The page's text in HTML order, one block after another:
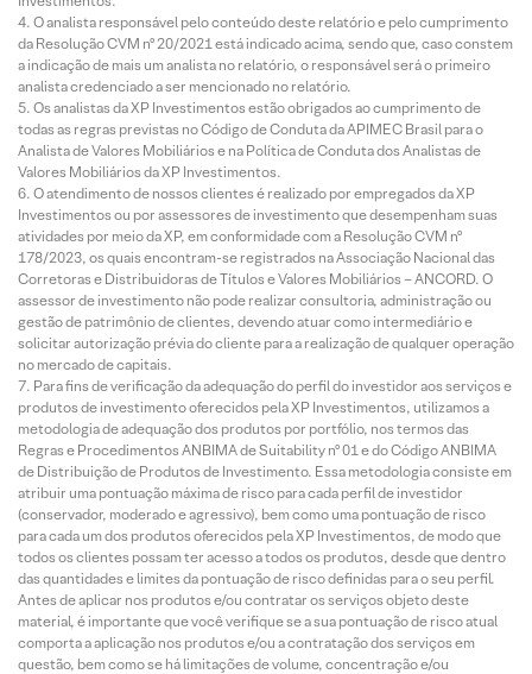
O analista responsável pelo conteúdo deste relatório e pelo cumprimento
da Resolução CVM nº 20/2021 está indicado acima, sendo que, caso constem
a indicação de mais um analista no relatório, o responsável será o primeiro
analista credenciado a ser mencionado no relatório.
Os analistas da XP Investimentos estão obrigados ao cumprimento de
todas as regras previstas no Código de Conduta da APIMEC Brasil para o
Analista de Valores Mobiliários e na Política de Conduta dos Analistas de
Valores Mobiliários da XP Investimentos.
O atendimento de nossos clientes é realizado por empregados da XP
Investimentos ou por assessores de investimento que desempenham suas
atividades por meio da XP, em conformidade com a Resolução CVM nº
178/2023, os quais encontram-se registrados na Associação Nacional das
Corretoras e Distribuidoras de Títulos e Valores Mobiliários – ANCORD. O
assessor de investimento não pode realizar consultoria, administração ou
gestão de patrimônio de clientes, devendo atuar como intermediário e
solicitar autorização prévia do cliente para a realização de qualquer operação
no mercado de capitais.
Para fins de verificação da adequação do perfil do investidor aos serviços e
produtos de investimento oferecidos pela XP Investimentos, utilizamos a
metodologia de adequação dos produtos por portfólio, nos termos das
Regras e Procedimentos ANBIMA de Suitability nº 01 e do Código ANBIMA
de Distribuição de Produtos de Investimento. Essa metodologia consiste em
atribuir uma pontuação máxima de risco para cada perfil de investidor
(conservador, moderado e agressivo), bem como uma pontuação de risco
para cada um dos produtos oferecidos pela XP Investimentos, de modo que
todos os clientes possam ter acesso a todos os produtos, desde que dentro
das quantidades e limites da pontuação de risco definidas para o seu perfil.
Antes de aplicar nos produtos e/ou contratar os serviços objeto deste
material, é importante que você verifique se a sua pontuação de risco atual
comporta a aplicação nos produtos e/ou a contratação dos serviços em
questão, bem como se há limitações de volume, concentração e/ou